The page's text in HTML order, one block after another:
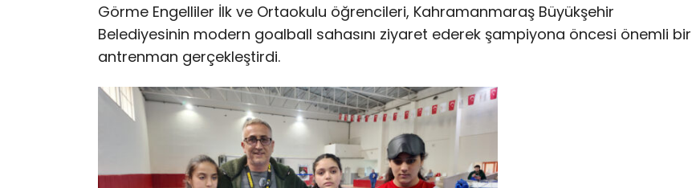
Görme Engelliler İlk ve Ortaokulu öğrencileri, Kahramanmaraş Büyükşehir
Belediyesinin modern goalball sahasını ziyaret ederek şampiyona öncesi önemli bir
antrenman gerçekleştirdi.